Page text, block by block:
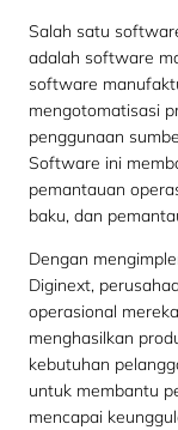
Salah satu
adalah software
software
mengotomatisasi
penggunaan
Software ini
pemantauan
baku, dan
Dengan
Diginext,
operasional
menghasilkan
kebutuhan
untuk membantu
mencapai